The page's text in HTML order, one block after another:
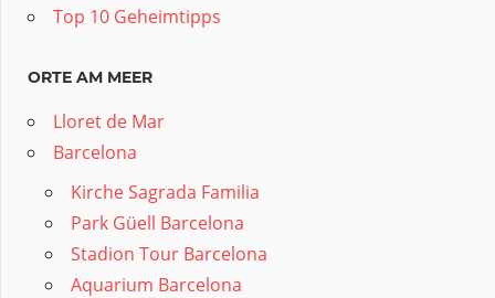
Top 10 Geheimtipps
ORTE AM MEER
Lloret de Mar
Barcelona
Kirche Sagrada Familia
Park Güell Barcelona
Stadion Tour Barcelona
Aquarium Barcelona